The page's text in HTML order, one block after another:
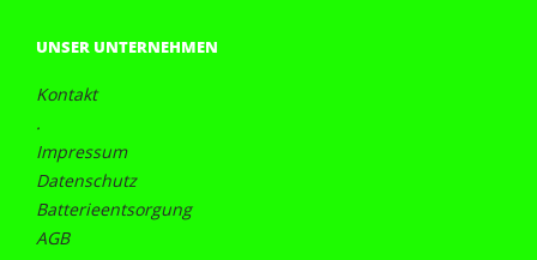
UNSER UNTERNEHMEN
Kontakt
.
Impressum
Datenschutz
Batterieentsorgung
AGB